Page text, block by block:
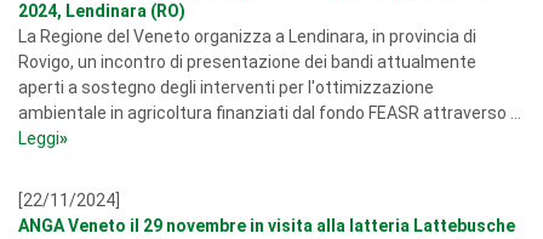
2024, Lendinara (RO)
La Regione del Veneto organizza a Lendinara, in provincia di
Rovigo, un incontro di presentazione dei bandi attualmente
aperti a sostegno degli interventi per l'ottimizzazione
ambientale in agricoltura finanziati dal fondo FEASR attraverso ...
Leggi»
[22/11/2024]
ANGA Veneto il 29 novembre in visita alla latteria Lattebusche